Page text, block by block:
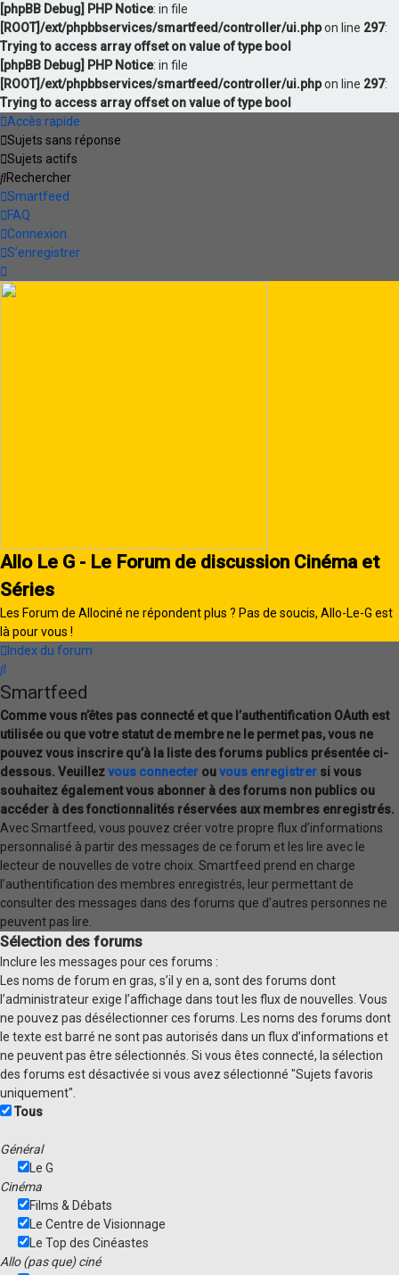
[phpBB Debug] PHP Notice: in file
[ROOT]/ext/phpbbservices/smartfeed/controller/ui.phpon line 297:
Trying to access array offset on value of type bool
[phpBB Debug] PHP Notice: in file
[ROOT]/ext/phpbbservices/smartfeed/controller/ui.phpon line 297:
Trying to access array offset on value of type bool
Accès rapide
Sujets sans réponse
Sujets actifs
Rechercher
Smartfeed
FAQ
Connexion
S’enregistrer
Allo Le G - Le Forum de discussion Cinéma et
Séries
Les Forum de Allociné ne répondent plus ? Pas de soucis, Allo-Le-G est
là pour vous !
Index du forum
Rechercher
Smartfeed
Comme vous n’êtes pas connecté et que l’authentification OAuth est
utilisée ou que votre statut de membre ne le permet pas, vous ne
pouvez vous inscrire qu’à la liste des forums publics présentée ci-
dessous. Veuillezvous connecter ouvous enregistrer si vous
souhaitez également vous abonner à des forums non publics ou
accéder à des fonctionnalités réservées aux membres enregistrés.
Avec Smartfeed, vous pouvez créer votre propre flux d’informations
personnalisé à partir des messages de ce forum et les lire avec le
lecteur de nouvelles de votre choix. Smartfeed prend en charge
l’authentification des membres enregistrés, leur permettant de
consulter des messages dans des forums que d’autres personnes ne
peuvent pas lire.
Sélection des forums
Inclure les messages pour ces forums :
Les noms de forum en gras, s’il y en a, sont des forums dont
l’administrateur exige l’affichage dans tout les flux de nouvelles. Vous
ne pouvez pas désélectionner ces forums. Les noms des forums dont
le texte est barré ne sont pas autorisés dans un flux d’informations et
ne peuvent pas être sélectionnés. Si vous êtes connecté, la sélection
des forums est désactivée si vous avez sélectionné "Sujets favoris
uniquement".
Tous
Général
Le G
Cinéma
Films & Débats
Le Centre de Visionnage
Le Top des Cinéastes
Allo (pas que) ciné